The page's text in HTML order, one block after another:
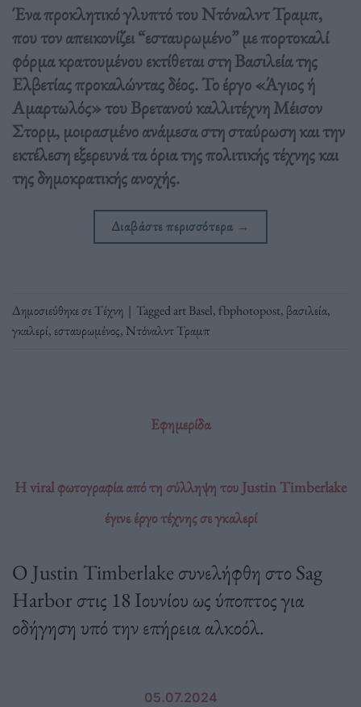
Ένα προκλητικό γλυπτό του Ντόναλντ Τραμπ,
που τον απεικονίζει “εσταυρωμένο” με πορτοκαλί
φόρμα κρατουμένου εκτίθεται στη Βασιλεία της
Ελβετίας προκαλώντας δέος. Το έργο «Άγιος ή
Αμαρτωλός» του Βρετανού καλλιτέχνη Μέισον
Στορμ, μοιρασμένο ανάμεσα στη σταύρωση και την
εκτέλεση εξερευνά τα όρια της πολιτικής τέχνης και
της δημοκρατικής ανοχής.
Διαβάστε περισσότερα →
Δημοσιεύθηκε σεΤέχνη | Taggedart Basel, fbphotopost, βασιλεία,
γκαλερί, εσταυρωμένος, Ντόναλντ Τραμπ
Εφημερίδα
Η viral φωτογραφία από τη σύλληψη του Justin Timberlake
έγινε έργο τέχνης σε γκαλερί
Ο Justin Timberlake συνελήφθη στο Sag
Harbor στις 18 Ιουνίου ως ύποπτος για
οδήγηση υπό την επήρεια αλκοόλ.
05.07.2024